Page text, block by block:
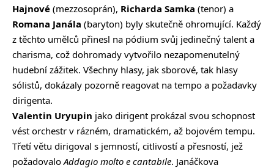
Hajnové (mezzosoprán), Richarda Samka (tenor) a
Romana Janála (baryton) byly skutečně ohromující. Každý
z těchto umělců přinesl na pódium svůj jedinečný talent a
charisma, což dohromady vytvořilo nezapomenutelný
hudební zážitek. Všechny hlasy, jak sborové, tak hlasy
sólistů, dokázaly pozorně reagovat na tempo a požadavky
dirigenta.
Valentin Uryupin jako dirigent prokázal svou schopnost
vést orchestr v rázném, dramatickém, až bojovém tempu.
Třetí větu dirigoval s jemností, citlivostí a přesností, jež
požadovalo Addagio molto e cantabile. Janáčkova